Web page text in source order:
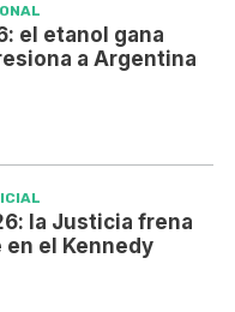
el etanol gana
a Argentina
la Justicia frena
en el Kennedy